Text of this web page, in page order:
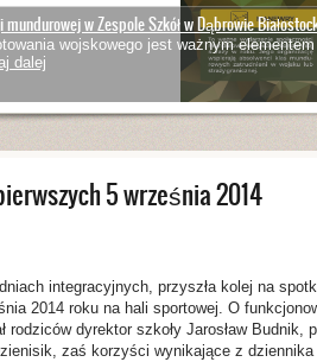
w Zespole Szkół w Dąbrowie
wojskowego jest ważnym
dalej
5 września 2014
integracyjnych, przyszła kolej na
2014 roku na hali sportowej. O
rodziców dyrektor szkoły Jarosław Budnik,
zaś korzyści wynikające z dziennika